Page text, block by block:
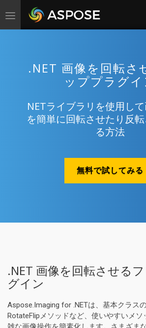
Toggle
.NET 画像を回転さ
ッププラグイ
NETライブラリを使用し
を簡単に回転させたり反
る方法
無料で試してみる
.NET 画像を回転させる
グイン
Aspose.Imaging for .NETは、基本クラス
RotateFlipメソッドなど、使いやすいメ